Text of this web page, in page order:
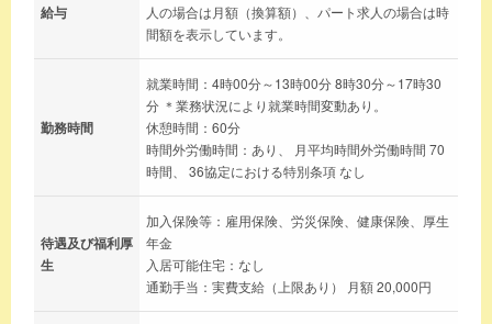
給与
人の場合は月額（換算額）、パート求人の場合は時
間額を表示しています。
勤務時間
就業時間：4時00分～13時00分 8時30分～17時30
分 ＊業務状況により就業時間変動あり。
休憩時間：60分
時間外労働時間：あり、 月平均時間外労働時間 70
時間、 36協定における特別条項 なし
待遇及び福利厚
生
加入保険等：雇用保険、労災保険、健康保険、厚生
年金
入居可能住宅：なし
通勤手当：実費支給（上限あり） 月額 20,000円